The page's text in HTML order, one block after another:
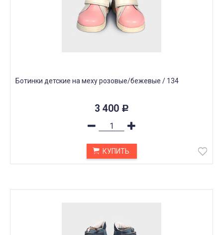
Ботинки детские на меху розовые/бежевые / 134
3 400 Р
КУПИТЬ